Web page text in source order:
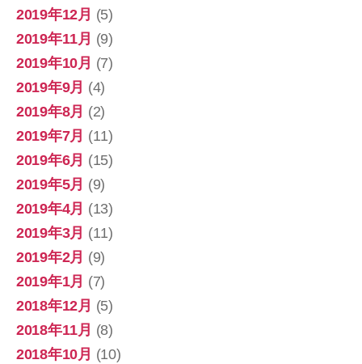
2019年12月 (5)
2019年11月 (9)
2019年10月 (7)
2019年9月 (4)
2019年8月 (2)
2019年7月 (11)
2019年6月 (15)
2019年5月 (9)
2019年4月 (13)
2019年3月 (11)
2019年2月 (9)
2019年1月 (7)
2018年12月 (5)
2018年11月 (8)
2018年10月 (10)